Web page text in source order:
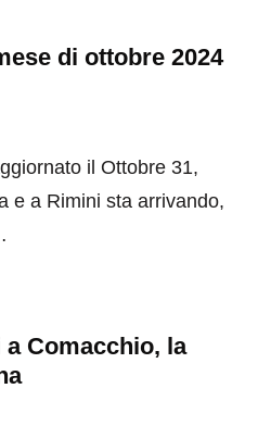
di ottobre 2024
il Ottobre 31,
e a Rimini sta arrivando,
Comacchio, la